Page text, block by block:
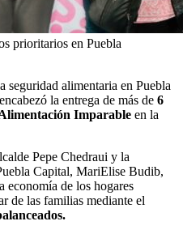
prioritarios en Puebla
seguridad alimentaria en Puebla
la entrega de más de 6
Imparable en la
Pepe Chedraui y la
Capital, MariElise Budib,
economía de los hogares
de las familias mediante el